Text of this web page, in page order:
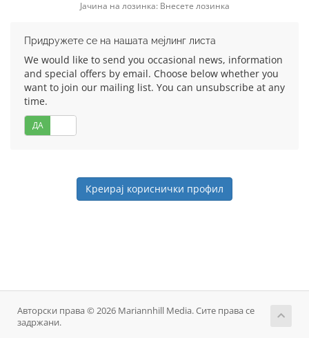
Јачина на лозинка: Внесете лозинка
Придружете се на нашата мејлинг листа
We would like to send you occasional news, information
and special offers by email. Choose below whether you
want to join our mailing list. You can unsubscribe at any
time.
ДА
Авторски права © 2026 Mariannhill Media. Сите права се
задржани.